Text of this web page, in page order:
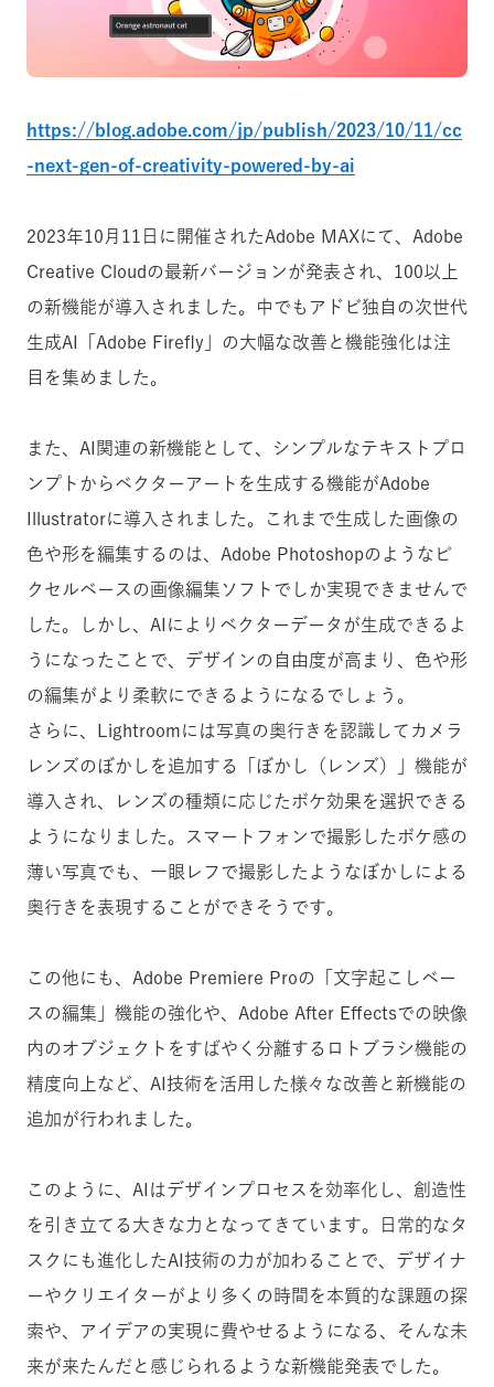
https://blog.adobe.com/jp/publish/2023/10/11/cc
-next-gen-of-creativity-powered-by-ai
2023年10月11日に開催されたAdobe MAXにて、Adobe
Creative Cloudの最新バージョンが発表され、100以上
の新機能が導入されました。中でもアドビ独自の次世代
生成AI「Adobe Firefly」の大幅な改善と機能強化は注
目を集めました。
また、AI関連の新機能として、シンプルなテキストプロ
ンプトからベクターアートを生成する機能がAdobe
Illustratorに導入されました。これまで生成した画像の
色や形を編集するのは、Adobe Photoshopのようなピ
クセルベースの画像編集ソフトでしか実現できませんで
した。しかし、AIによりベクターデータが生成できるよ
うになったことで、デザインの自由度が高まり、色や形
の編集がより柔軟にできるようになるでしょう。
さらに、Lightroomには写真の奥行きを認識してカメラ
レンズのぼかしを追加する「ぼかし（レンズ）」機能が
導入され、レンズの種類に応じたボケ効果を選択できる
ようになりました。スマートフォンで撮影したボケ感の
薄い写真でも、一眼レフで撮影したようなぼかしによる
奥行きを表現することができそうです。
この他にも、Adobe Premiere Proの「文字起こしベー
スの編集」機能の強化や、Adobe After Effectsでの映像
内のオブジェクトをすばやく分離するロトブラシ機能の
精度向上など、AI技術を活用した様々な改善と新機能の
追加が行われました。
このように、AIはデザインプロセスを効率化し、創造性
を引き立てる大きな力となってきています。日常的なタ
スクにも進化したAI技術の力が加わることで、デザイナ
ーやクリエイターがより多くの時間を本質的な課題の探
索や、アイデアの実現に費やせるようになる、そんな未
来が来たんだと感じられるような新機能発表でした。